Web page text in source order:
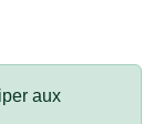
aux